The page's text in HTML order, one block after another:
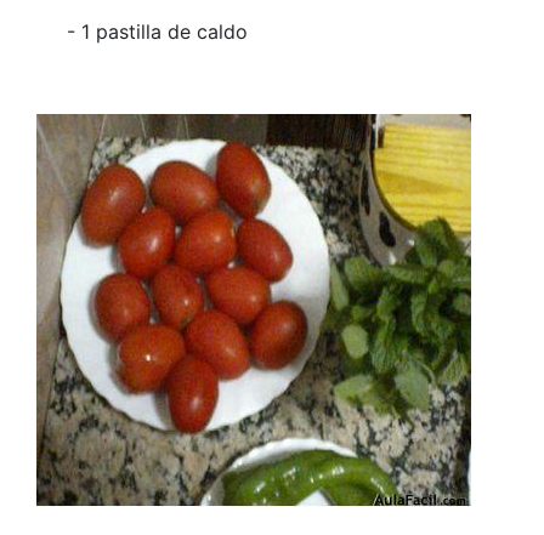
- 1 pastilla de caldo